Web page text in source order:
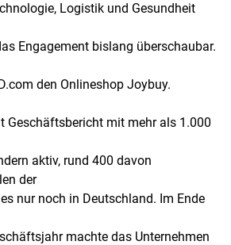
Logistik und Gesundheit
Engagement bislang überschaubar.
den Onlineshop Joybuy.
Geschäftsbericht mit mehr als 1.000
aktiv, rund 400 davon
der
nur noch in Deutschland. Im Ende
machte das Unternehmen